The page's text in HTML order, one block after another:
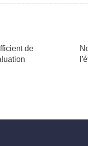
de